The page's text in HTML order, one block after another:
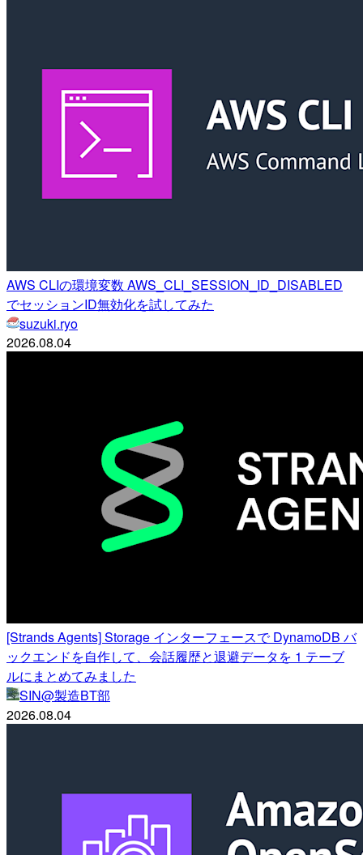
AWS CLIの環境変数 AWS_CLI_SESSION_ID_DISABLED
でセッションID無効化を試してみた
suzuki.ryo
2026.08.04
[Strands Agents] Storage インターフェースで DynamoDB バ
ックエンドを自作して、会話履歴と退避データを 1 テーブ
ルにまとめてみました
SIN@製造BT部
2026.08.04